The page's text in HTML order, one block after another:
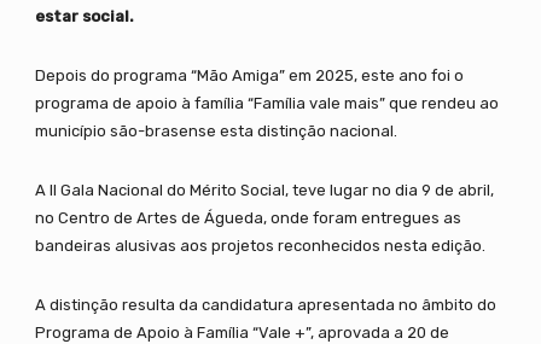
estar social.
Depois do programa “Mão Amiga” em 2025, este ano foi o
programa de apoio à família “Família vale mais” que rendeu ao
município são-brasense esta distinção nacional.
A II Gala Nacional do Mérito Social, teve lugar no dia 9 de abril,
no Centro de Artes de Águeda, onde foram entregues as
bandeiras alusivas aos projetos reconhecidos nesta edição.
A distinção resulta da candidatura apresentada no âmbito do
Programa de Apoio à Família “Vale +”, aprovada a 20 de